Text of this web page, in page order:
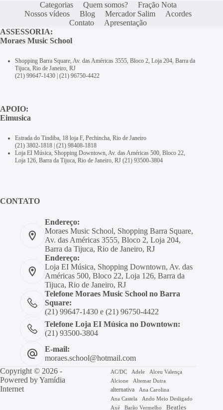
Categorias Quem somos?
Fração Nota
Nossos vídeos
Blog Mercador Salim
Acordes
Contato
Apresentação
ASSESSORIA:
Moraes Music School
Shopping Barra Square, Av. das Américas 3555, Bloco 2, Loja 204, Barra da
Tijuca, Rio de Janeiro, RJ
(21) 99647-1430 (21) 96750-4422
APOIO:
Eimusica
Estrada do Tindiba, 18 loja F, Pechincha, Rio de Janeiro
(21) 3802-1818 (21) 98408-1818
Loja EI Música, Shopping Downtown, Av. das Américas 500, Bloco 22,
Loja 126, Barra da Tijuca, Rio de Janeiro, RJ (21) 93500-3804
CONTATO
Endereço:
Moraes Music School, Shopping Barra Square,
Av. das Américas 3555, Bloco 2, Loja 204,
Barra da Tijuca, Rio de Janeiro, RJ
Endereço:
Loja EI Música, Shopping Downtown, Av. das
Américas 500, Bloco 22, Loja 126, Barra da
Tijuca, Rio de Janeiro, RJ
Telefone Moraes Music School no Barra
Square:
(21) 99647-1430 e (21) 96750-4422
Telefone Loja EI Música no Downtown:
(21) 93500-3804
E-mail:
moraes.school@hotmail.com
Copyright © 2026 -
Powered byYamídia
Internet
AC/DC Adele
Alceu Valença
Alcione
Altemar Dutra
alternativa
Ana Carolina
Ana Castela
Ando Meio Desligado
Axé Barão Vermelho Beatles